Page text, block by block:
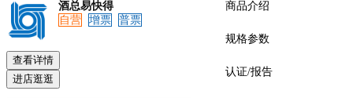
酒总易快得
自营
增票 普票
查看详情
进店逛逛
商品介绍
规格参数
认证/报告